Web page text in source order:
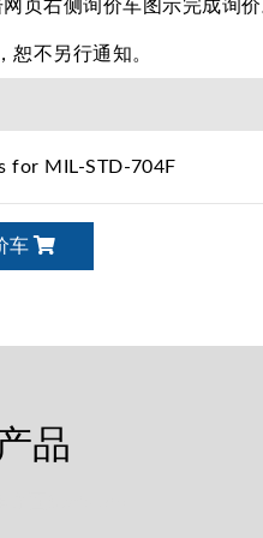
页右侧询价车图示完成询
恕不另行通知。
for MIL-STD-704F
车
品